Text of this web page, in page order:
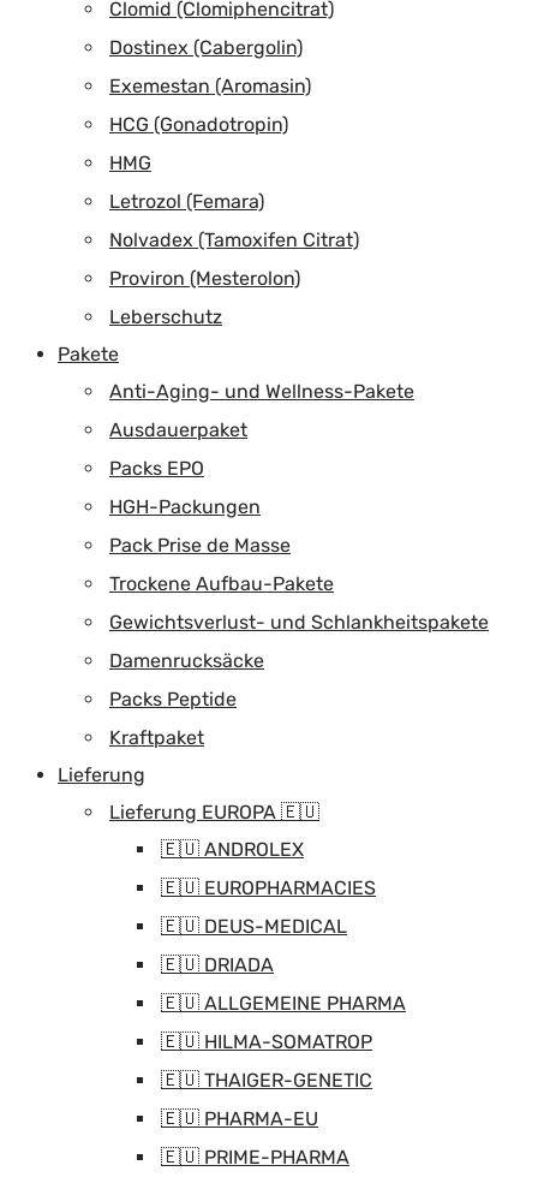
Clomid (Clomiphencitrat)
Dostinex (Cabergolin)
Exemestan (Aromasin)
HCG (Gonadotropin)
HMG
Letrozol (Femara)
Nolvadex (Tamoxifen Citrat)
Proviron (Mesterolon)
Leberschutz
Pakete
Anti-Aging- und Wellness-Pakete
Ausdauerpaket
Packs EPO
HGH-Packungen
Pack Prise de Masse
Trockene Aufbau-Pakete
Gewichtsverlust- und Schlankheitspakete
Damenrucksäcke
Packs Peptide
Kraftpaket
Lieferung
Lieferung EUROPA 🇪🇺
🇪🇺 ANDROLEX
🇪🇺 EUROPHARMACIES
🇪🇺 DEUS-MEDICAL
🇪🇺 DRIADA
🇪🇺 ALLGEMEINE PHARMA
🇪🇺 HILMA-SOMATROP
🇪🇺 THAIGER-GENETIC
🇪🇺 PHARMA-EU
🇪🇺 PRIME-PHARMA